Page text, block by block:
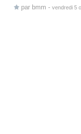
par bmm - vendredi 5